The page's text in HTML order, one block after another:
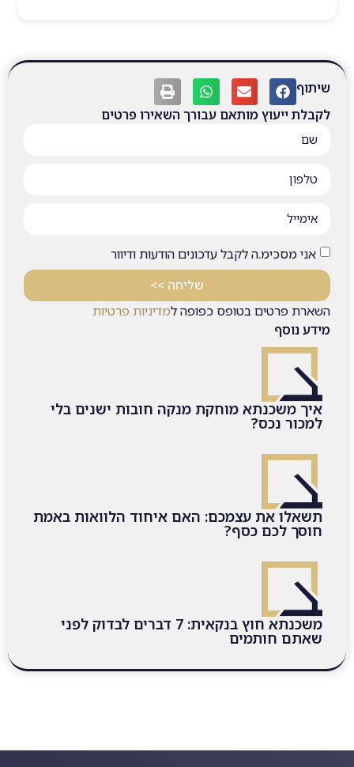
שיתוף
לקבלת ייעוץ מותאם עבורך השאירו פרטים
אני מסכימ.ה לקבל עדכונים הודעות ודיוור
שליחה >>
השארת פרטים בטופס כפופה למדיניות פרטיות
מידע נוסף
איך משכנתא מוחקת מנקה חובות ישנים בלי
למכור נכס?
תשאלו את עצמכם: האם איחוד הלוואות באמת
חוסך לכם כסף?
משכנתא חוץ בנקאית: 7 דברים לבדוק לפני
שאתם חותמים